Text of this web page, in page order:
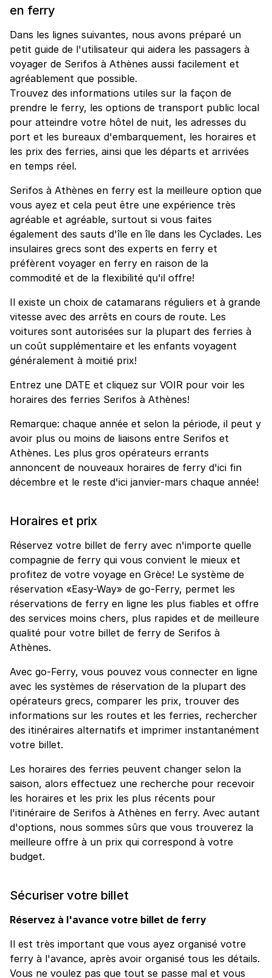
en ferry
Dans les lignes suivantes, nous avons préparé un
petit guide de l'utilisateur qui aidera les passagers à
voyager de Serifos à Athènes aussi facilement et
agréablement que possible.
Trouvez des informations utiles sur la façon de
prendre le ferry, les options de transport public local
pour atteindre votre hôtel de nuit, les adresses du
port et les bureaux d'embarquement, les horaires et
les prix des ferries, ainsi que les départs et arrivées
en temps réel.
Serifos à Athènes en ferry est la meilleure option que
vous ayez et cela peut être une expérience très
agréable et agréable, surtout si vous faites
également des sauts d'île en île dans les Cyclades. Les
insulaires grecs sont des experts en ferry et
préfèrent voyager en ferry en raison de la
commodité et de la flexibilité qu'il offre!
Il existe un choix de catamarans réguliers et à grande
vitesse avec des arrêts en cours de route. Les
voitures sont autorisées sur la plupart des ferries à
un coût supplémentaire et les enfants voyagent
généralement à moitié prix!
Entrez une DATE et cliquez sur VOIR pour voir les
horaires des ferries Serifos à Athènes!
Remarque: chaque année et selon la période, il peut y
avoir plus ou moins de liaisons entre Serifos et
Athènes. Les plus gros opérateurs errants
annoncent de nouveaux horaires de ferry d'ici fin
décembre et le reste d'ici janvier-mars chaque année!
Horaires et prix
Réservez votre billet de ferry avec n'importe quelle
compagnie de ferry qui vous convient le mieux et
profitez de votre voyage en Grèce! Le système de
réservation «Easy-Way» de go-Ferry, permet les
réservations de ferry en ligne les plus fiables et offre
des services moins chers, plus rapides et de meilleure
qualité pour votre billet de ferry de Serifos à
Athènes.
Avec go-Ferry, vous pouvez vous connecter en ligne
avec les systèmes de réservation de la plupart des
opérateurs grecs, comparer les prix, trouver des
informations sur les routes et les ferries, rechercher
des itinéraires alternatifs et imprimer instantanément
votre billet.
Les horaires des ferries peuvent changer selon la
saison, alors effectuez une recherche pour recevoir
les horaires et les prix les plus récents pour
l'itinéraire de Serifos à Athènes en ferry. Avec autant
d'options, nous sommes sûrs que vous trouverez la
meilleure offre à un prix qui correspond à votre
budget.
Sécuriser votre billet
Réservez à l'avance votre billet de ferry
Il est très important que vous ayez organisé votre
ferry à l'avance, après avoir organisé tous les détails.
Vous ne voulez pas que tout se passe mal et vous